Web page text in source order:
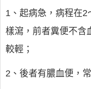
1、起病急，病程在2
樣瀉，前者糞便不含
較輕；
2、後者有膿血便，